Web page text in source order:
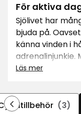
För aktiva
Sjölivet har
bjuda på.
känna vinden i
adrenalinjunkie.
även kallat SUP,
paddelbrädor
transportera
Läs mer
(3)